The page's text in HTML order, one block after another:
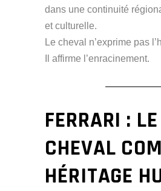
dans une continuité
et culturelle.
Le cheval n’exprime pas
Il affirme l’enracinement.
FERRARI : LE
CHEVAL
HÉRITAGE